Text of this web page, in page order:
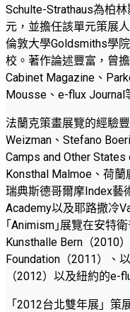
Schulte-Strathaus為柏
元，並擔任該單元策展
倫敦大學Goldsmiths學
校。著作論述豐富，曾
Cabinet Magazine、
Mousse、e-flux Journal
法蘭克策畫展覽的經驗
Weizman、Stefano
Camps and Other
Konsthal Malmoe、荷
瑞典斯德哥爾摩Index藝
Academy以及耶路撒冷
｢Animism｣展覽在安特
Kunsthalle Bern（2010
Foundation（2011）、
（2012）以及紐約的e-
「2012台北雙年展」策